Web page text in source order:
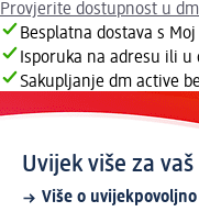
Provjerite dostupnost u
Besplatna dostava s
Isporuka na adresu ili u
Sakupljanje dm active
Uvijek više za
Više o uvijekpovoljno